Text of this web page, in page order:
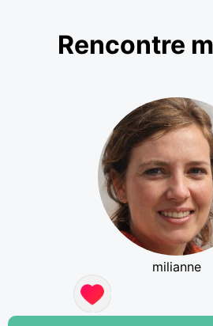
Rencontre
milianne